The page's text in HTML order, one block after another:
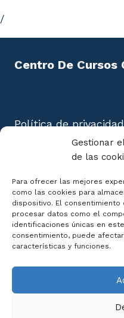
Gestionar
de las
Para ofrecer las mejores
como las cookies para
dispositivo. El
procesar datos como el
identificaciones únicas en
consentimiento, puede
características y funciones.
/
Centro De Cursos
Política de privacidad
Aviso Legal
Política de cookies